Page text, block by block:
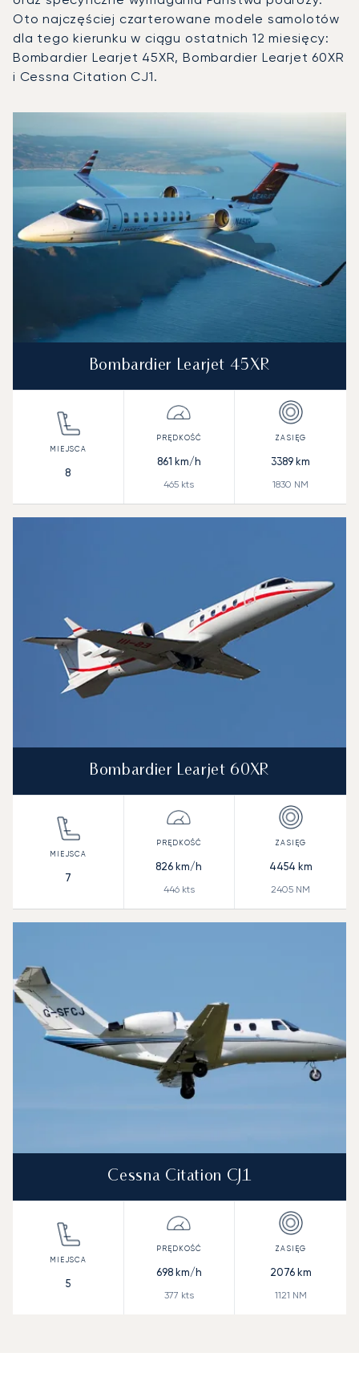
Oto najczęściej czarterowane modele samolotów
dla tego kierunku w ciągu ostatnich 12 miesięcy:
Bombardier Learjet 45XR, Bombardier Learjet 60XR
i Cessna Citation CJ1.
Prędkość (km/h) Prędkość (węzły)Zasięg (km)
Zasięg (NM)
Bombardier Learjet 45XR
8
861 km/h
465 kts
3389 km
1830 NM
Bombardier Learjet 60XR
7
826 km/h
446kts
4454 km
2405 NM
Cessna Citation CJ1
5
698km/h
377 kts
2076km
1121 NM